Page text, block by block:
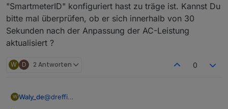
Das gleiche Verhalten habe ich gestern auch schon
"SmartmeterID" konfiguriert hast zu träge ist. Kannst Du
bitte mal überprüfen, ob er sich innerhalb von 30
Sekunden nach der Anpassung der AC-Leistung
aktualisiert ?
W D 2 Antworten 0
W Waly_de@dreffi